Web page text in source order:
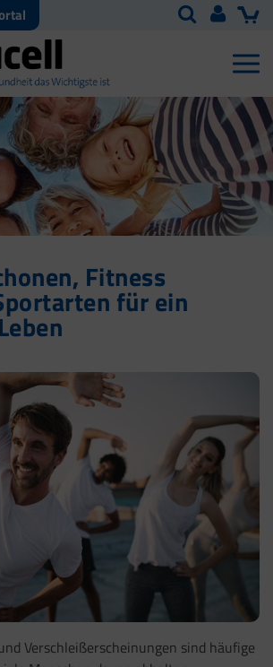
Fitness
für ein
Verschleißerscheinungen sind häufige